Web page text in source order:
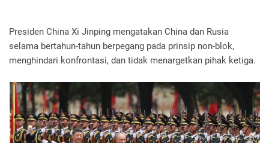
Presiden China Xi Jinping mengatakan China dan Rusia
selama bertahun-tahun berpegang pada prinsip non-blok,
menghindari konfrontasi, dan tidak menargetkan pihak ketiga.